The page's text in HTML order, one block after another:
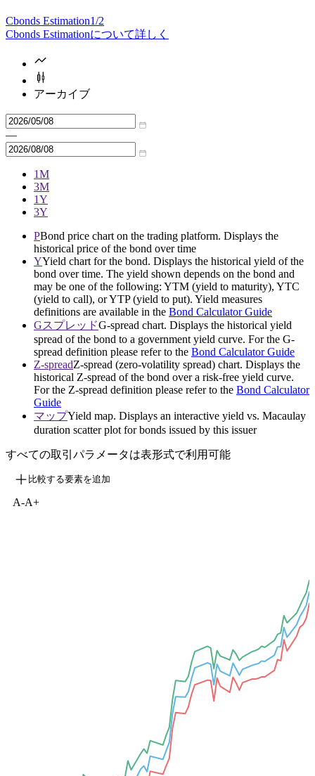
Cbonds Estimation1/2
Cbonds Estimationについて詳しく
アーカイブ
—
1M
3M
1Y
3Y
PBond price chart on the trading platform. Displays the
historical price of the bond over time
YYield chart for the bond. Displays the historical yield of the
bond over time. The yield shown depends on the bond and
may be one of the following: YTM (yield to maturity), YTC
(yield to call), or YTP (yield to put). Yield measures
definitions are available in the Bond Calculator Guide
GスプレッドG-spread chart. Displays the historical yield
spread of the bond to a government yield curve. For the G-
spread definition please refer to the Bond Calculator Guide
Z-spreadZ-spread (zero-volatility spread) chart. Displays the
historical Z-spread of the bond over a risk-free yield curve.
For the Z-spread definition please refer to the Bond Calculator
Guide
マップYield map. Displays an interactive yield vs. Macaulay
duration scatter plot for bonds issued by this issuer
すべての取引パラメータは表形式で利用可能
比較する要素を追加